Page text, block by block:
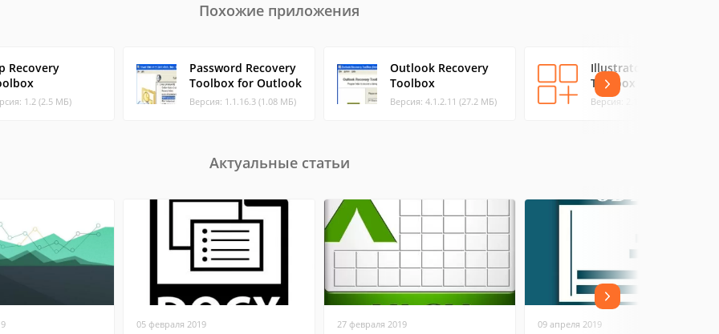
Похожие приложения
Recovery
1.2 (2.5 МБ)
Password Recovery
Toolbox for Outlook
Версия: 1.1.16.3 (1.08 МБ)
Outlook Recovery
Toolbox
Версия: 4.1.2.11 (27.2 МБ)
Illustrator Recovery
Toolbox
Версия: 2.1.0 (3.44 МБ)
Актуальные статьи
05 февраля 2019 27 февраля 2019 09 апреля 2019